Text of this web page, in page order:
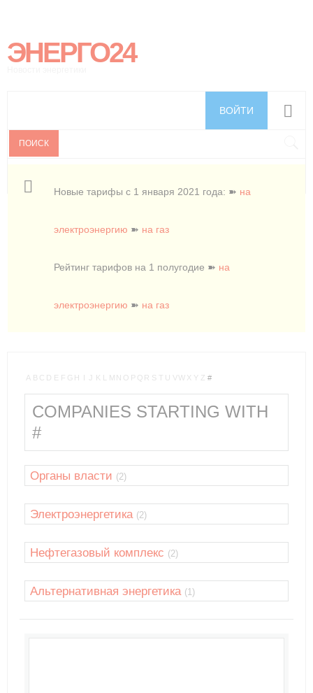
ЭНЕРГО24
ВОЙТИ
Новые тарифы с 1 января 2021 года: ➽ на
электроэнергию ➽ на газ
Рейтинг тарифов на 1 полугодие ➽ на
электроэнергию ➽ на газ
ПОИСК
A B C D E F G H I J K L M N O P Q R S T U V W X Y Z #
COMPANIES STARTING WITH
#
Органы власти (2)
Электроэнергетика (2)
Нефтегазовый комплекс (2)
Альтернативная энергетика (1)